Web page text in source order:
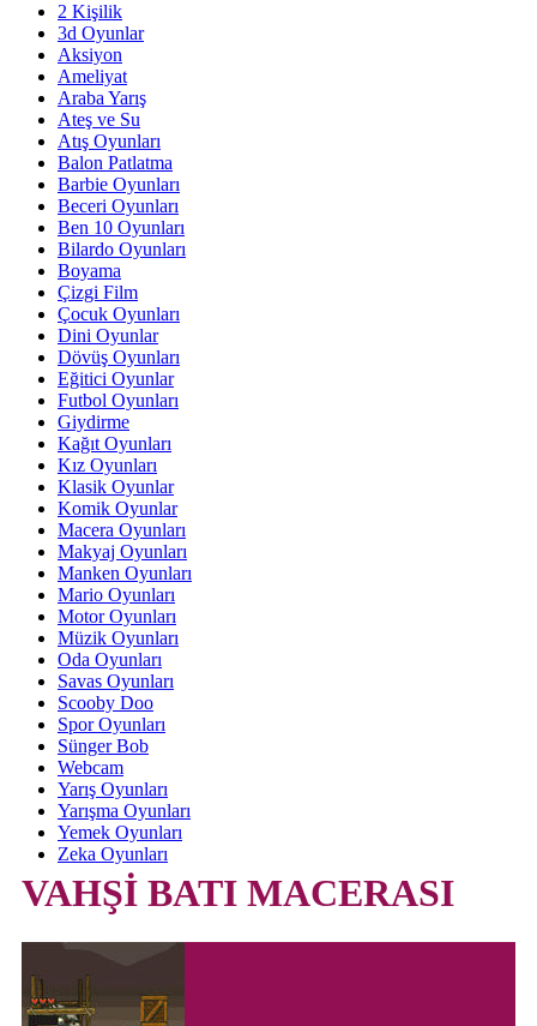
2 Kişilik
3d Oyunlar
Aksiyon
Ameliyat
Araba Yarış
Ateş ve Su
Atış Oyunları
Balon Patlatma
Barbie Oyunları
Beceri Oyunları
Ben 10 Oyunları
Bilardo Oyunları
Boyama
Çizgi Film
Çocuk Oyunları
Dini Oyunlar
Dövüş Oyunları
Eğitici Oyunlar
Futbol Oyunları
Giydirme
Kağıt Oyunları
Kız Oyunları
Klasik Oyunlar
Komik Oyunlar
Macera Oyunları
Makyaj Oyunları
Manken Oyunları
Mario Oyunları
Motor Oyunları
Müzik Oyunları
Oda Oyunları
Savas Oyunları
Scooby Doo
Spor Oyunları
Sünger Bob
Webcam
Yarış Oyunları
Yarışma Oyunları
Yemek Oyunları
Zeka Oyunları
VAHŞİ BATI MACERASI